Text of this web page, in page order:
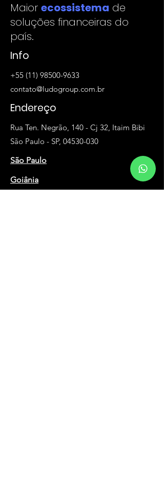
Maior ecossistema de
soluções financeiras do
país.
Info
+55 (11) 98500-9633
contato@ludogroup.com.br
Endereço
Rua Ten. Negrão, 140 - Cj 32, Itaim Bibi
São Paulo - SP, 04530-030
São Paulo
Goiânia